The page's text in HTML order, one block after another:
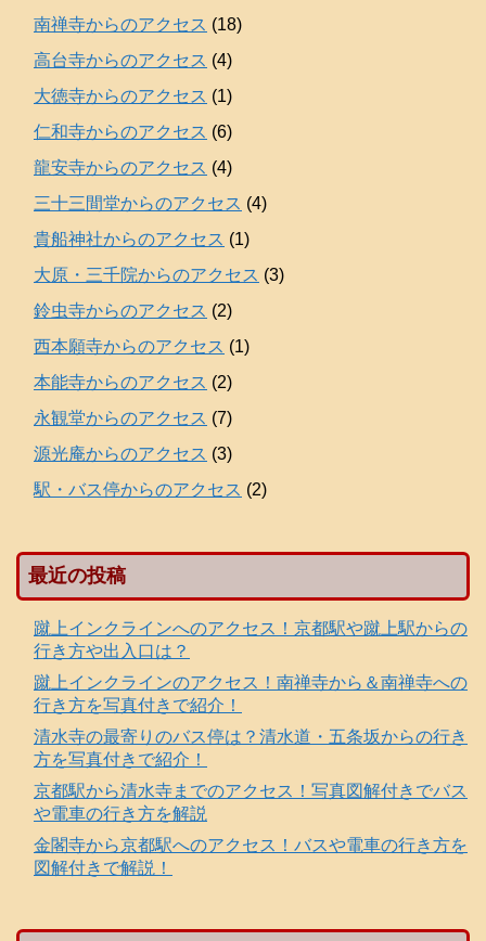
南禅寺からのアクセス (18)
高台寺からのアクセス (4)
大徳寺からのアクセス (1)
仁和寺からのアクセス (6)
龍安寺からのアクセス (4)
三十三間堂からのアクセス (4)
貴船神社からのアクセス (1)
大原・三千院からのアクセス (3)
鈴虫寺からのアクセス (2)
西本願寺からのアクセス (1)
本能寺からのアクセス (2)
永観堂からのアクセス (7)
源光庵からのアクセス (3)
駅・バス停からのアクセス (2)
最近の投稿
蹴上インクラインへのアクセス！京都駅や蹴上駅からの
行き方や出入口は？
蹴上インクラインのアクセス！南禅寺から＆南禅寺への
行き方を写真付きで紹介！
清水寺の最寄りのバス停は？清水道・五条坂からの行き
方を写真付きで紹介！
京都駅から清水寺までのアクセス！写真図解付きでバス
や電車の行き方を解説
金閣寺から京都駅へのアクセス！バスや電車の行き方を
図解付きで解説！